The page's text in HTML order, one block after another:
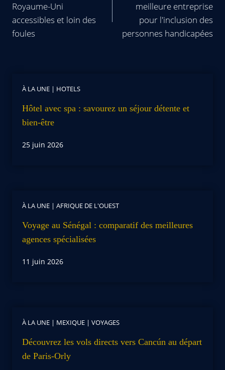
Royaume-Uni
accessibles et loin des
foules
meilleure entreprise
pour l'inclusion des
personnes handicapées
À LA UNE | HOTELS
Hôtel avec spa : savourez un séjour détente et
bien-être
25 juin 2026
À LA UNE | AFRIQUE DE L'OUEST
Voyage au Sénégal : comparatif des meilleures
agences spécialisées
11 juin 2026
À LA UNE | MEXIQUE | VOYAGES
Découvrez les vols directs vers Cancún au départ
de Paris-Orly